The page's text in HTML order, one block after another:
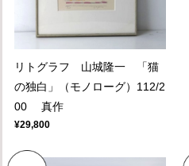
リトグラフ 山城隆一 「猫
の独白」（モノローグ）112/2
00 真作
¥29,800